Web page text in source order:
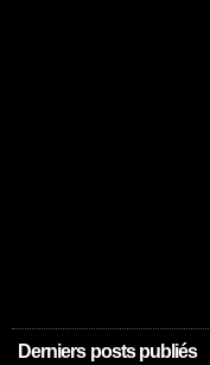
Derniers posts publiés